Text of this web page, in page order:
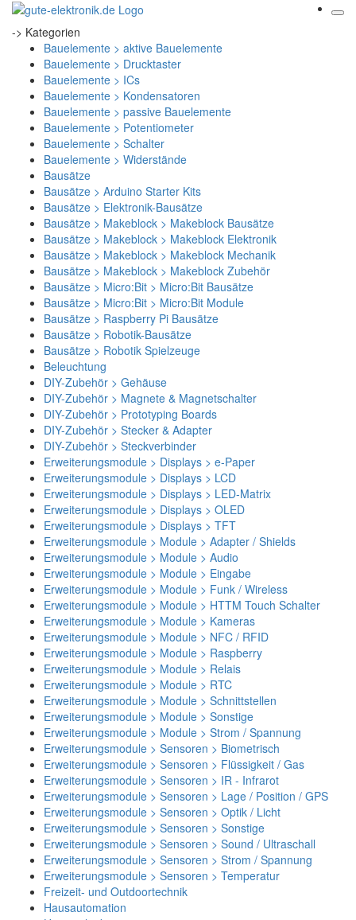
-> Kategorien
Bauelemente > aktive Bauelemente
Bauelemente > Drucktaster
Bauelemente > ICs
Bauelemente > Kondensatoren
Bauelemente > passive Bauelemente
Bauelemente > Potentiometer
Bauelemente > Schalter
Bauelemente > Widerstände
Bausätze
Bausätze > Arduino Starter Kits
Bausätze > Elektronik-Bausätze
Bausätze > Makeblock > Makeblock Bausätze
Bausätze > Makeblock > Makeblock Elektronik
Bausätze > Makeblock > Makeblock Mechanik
Bausätze > Makeblock > Makeblock Zubehör
Bausätze > Micro:Bit > Micro:Bit Bausätze
Bausätze > Micro:Bit > Micro:Bit Module
Bausätze > Raspberry Pi Bausätze
Bausätze > Robotik-Bausätze
Bausätze > Robotik Spielzeuge
Beleuchtung
DIY-Zubehör > Gehäuse
DIY-Zubehör > Magnete & Magnetschalter
DIY-Zubehör > Prototyping Boards
DIY-Zubehör > Stecker & Adapter
DIY-Zubehör > Steckverbinder
Erweiterungsmodule > Displays > e-Paper
Erweiterungsmodule > Displays > LCD
Erweiterungsmodule > Displays > LED-Matrix
Erweiterungsmodule > Displays > OLED
Erweiterungsmodule > Displays > TFT
Erweiterungsmodule > Module > Adapter / Shields
Erweiterungsmodule > Module > Audio
Erweiterungsmodule > Module > Eingabe
Erweiterungsmodule > Module > Funk / Wireless
Erweiterungsmodule > Module > HTTM Touch Schalter
Erweiterungsmodule > Module > Kameras
Erweiterungsmodule > Module > NFC / RFID
Erweiterungsmodule > Module > Raspberry
Erweiterungsmodule > Module > Relais
Erweiterungsmodule > Module > RTC
Erweiterungsmodule > Module > Schnittstellen
Erweiterungsmodule > Module > Sonstige
Erweiterungsmodule > Module > Strom / Spannung
Erweiterungsmodule > Sensoren > Biometrisch
Erweiterungsmodule > Sensoren > Flüssigkeit / Gas
Erweiterungsmodule > Sensoren > IR - Infrarot
Erweiterungsmodule > Sensoren > Lage / Position / GPS
Erweiterungsmodule > Sensoren > Optik / Licht
Erweiterungsmodule > Sensoren > Sonstige
Erweiterungsmodule > Sensoren > Sound / Ultraschall
Erweiterungsmodule > Sensoren > Strom / Spannung
Erweiterungsmodule > Sensoren > Temperatur
Freizeit- und Outdoortechnik
Hausautomation